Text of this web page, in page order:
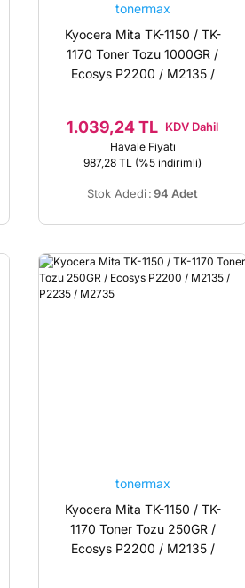
tonermax
Kyocera Mita TK-1150 / TK-
1170 Toner Tozu 1000GR /
Ecosys P2200 / M2135 /
1.039,24 TL KDV Dahil
Havale Fiyatı
987,28 TL (%5 indirimli)
Stok Adedi : 94 Adet
tonermax
Kyocera Mita TK-1150 / TK-
1170 Toner Tozu 250GR /
Ecosys P2200 / M2135 /